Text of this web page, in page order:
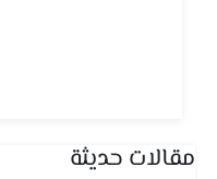
مقالات حديثة